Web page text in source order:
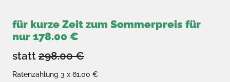
für kurze Zeit zum Sommerpreis für
nur 178.00 €
statt 298.00 €
Ratenzahlung 3 x 61.00 €